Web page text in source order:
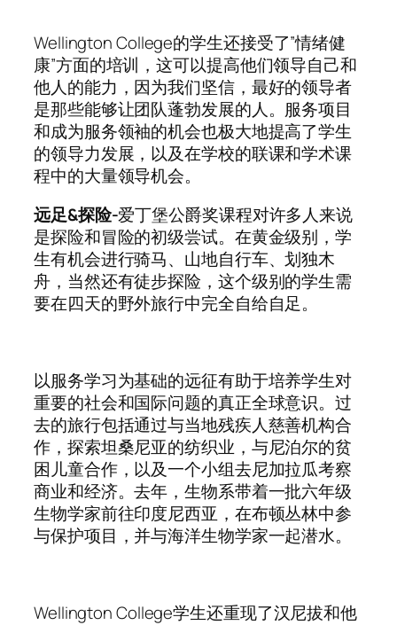
Wellington College的学生还接受了”情绪健
康”方面的培训，这可以提高他们领导自己和
他人的能力，因为我们坚信，最好的领导者
是那些能够让团队蓬勃发展的人。服务项目
和成为服务领袖的机会也极大地提高了学生
的领导力发展，以及在学校的联课和学术课
程中的大量领导机会。
远足&探险-爱丁堡公爵奖课程对许多人来说
是探险和冒险的初级尝试。在黄金级别，学
生有机会进行骑马、山地自行车、划独木
舟，当然还有徒步探险，这个级别的学生需
要在四天的野外旅行中完全自给自足。
以服务学习为基础的远征有助于培养学生对
重要的社会和国际问题的真正全球意识。过
去的旅行包括通过与当地残疾人慈善机构合
作，探索坦桑尼亚的纺织业，与尼泊尔的贫
困儿童合作，以及一个小组去尼加拉瓜考察
商业和经济。去年，生物系带着一批六年级
生物学家前往印度尼西亚，在布顿丛林中参
与保护项目，并与海洋生物学家一起潜水。
Wellington College学生还重现了汉尼拔和他